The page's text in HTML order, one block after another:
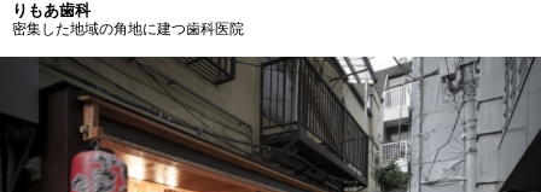
りもあ歯科
密集した地域の角地に建つ歯科医院